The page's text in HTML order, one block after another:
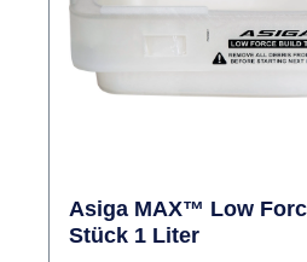
Asiga MAX™ Low
Stück 1 Liter